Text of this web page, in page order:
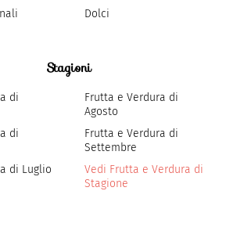
Dolci
Stagioni
di
di
di Luglio
Frutta e Verdura di
Agosto
Frutta e Verdura di
Settembre
Vedi Frutta e Verdura di
Stagione